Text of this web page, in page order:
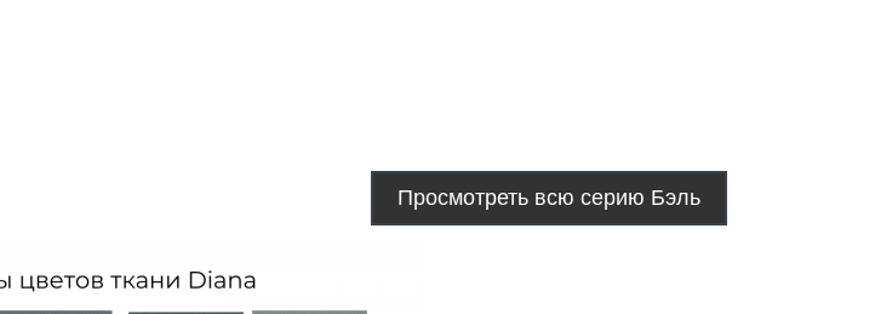
Просмотреть всю серию Бэль